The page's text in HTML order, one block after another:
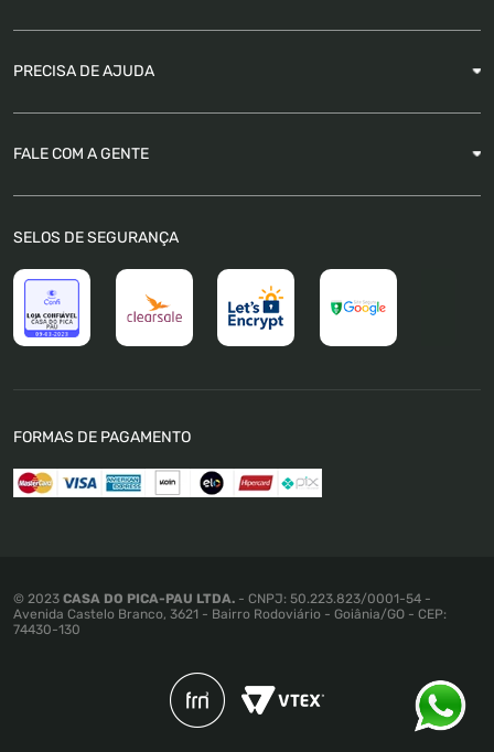
PRECISA DE AJUDA
FAQ
Trocas e Devoluções
Política de Pagamento
Política de Privacidade
Política de Promoções e Preços
Mapa do Site
FALE COM A GENTE
SELOS DE SEGURANÇA
FORMAS DE PAGAMENTO
© 2023 CASA DO PICA-PAU LTDA. - CNPJ: 50.223.823/0001-54 -
Avenida Castelo Branco, 3621 - Bairro Rodoviário - Goiânia/GO - CEP:
74430-130